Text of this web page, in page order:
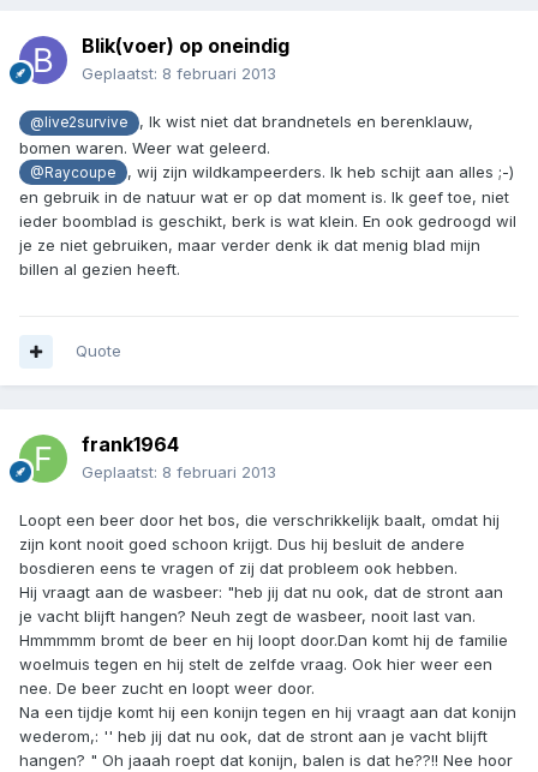
Blik(voer) op oneindig
Geplaatst: 8 februari 2013
@live2survive
, Ik wist niet dat brandnetels en berenklauw,
bomen waren. Weer wat geleerd.
@Raycoupe
, wij zijn wildkampeerders. Ik heb schijt aan alles ;-)
en gebruik in de natuur wat er op dat moment is. Ik geef toe, niet
ieder boomblad is geschikt, berk is wat klein. En ook gedroogd wil
je ze niet gebruiken, maar verder denk ik dat menig blad mijn
billen al gezien heeft.
Quote
frank1964
Geplaatst: 8 februari 2013
Loopt een beer door het bos, die verschrikkelijk baalt, omdat hij
zijn kont nooit goed schoon krijgt. Dus hij besluit de andere
bosdieren eens te vragen of zij dat probleem ook hebben.
Hij vraagt aan de wasbeer: "heb jij dat nu ook, dat de stront aan
je vacht blijft hangen? Neuh zegt de wasbeer, nooit last van.
Hmmmmm bromt de beer en hij loopt door.Dan komt hij de familie
woelmuis tegen en hij stelt de zelfde vraag. Ook hier weer een
nee. De beer zucht en loopt weer door.
Na een tijdje komt hij een konijn tegen en hij vraagt aan dat konijn
wederom,: '' heb jij dat nu ook, dat de stront aan je vacht blijft
hangen? " Oh jaaah roept dat konijn, balen is dat he??!! Nee hoor